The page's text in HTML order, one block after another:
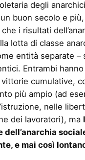
degli
buon secolo e
i risultati
lotta di classe
entità separate –
Entrambi
cumulative,
più ampio (ad
nelle
dei lavoratori), ma
dell’anarchia
e mai così